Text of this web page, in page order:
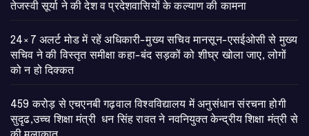
तेजस्वी सूर्या ने की देश व प्रदेशवासियों के कल्याण की कामना
24×7 अलर्ट मोड में रहें अधिकारी-मुख्य सचिव मानसून-एसईओसी से मुख्य
सचिव ने की विस्तृत समीक्षा कहा-बंद सड़कों को शीघ्र खोला जाए, लोगों
को न हो दिक्कत
459 करोड़ से एचएनबी गढ़वाल विश्वविद्यालय में अनुसंधान संरचना होगी
सुदृढ,उच्च शिक्षा मंत्री धन सिंह रावत ने नवनियुक्त केन्द्रीय शिक्षा मंत्री से